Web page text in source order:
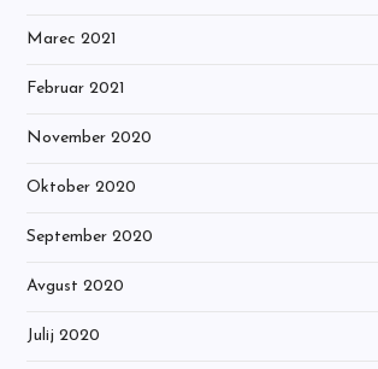
Marec 2021
Februar 2021
November 2020
Oktober 2020
September 2020
Avgust 2020
Julij 2020